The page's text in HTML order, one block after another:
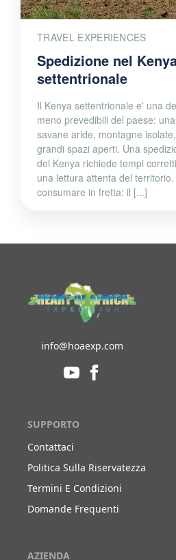
TRAVEL EXPERIENCES
Spedizione nel
settentrionale
Il Kenya settentrionale e' una
meno prevedibili del paese:
savane aride, montagne
grandi spazi aperti. Una
del Kenya richiede tempi
una lettura attenta del
consumare in fretta: il [...]
info@hoaexp.com
SUPPORTO
Contattaci
Politica Sulla Riservatezza
Termini E Condizioni
Domande Frequenti
AZIENDA